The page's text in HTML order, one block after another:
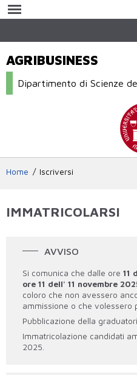
contenuto
AGRIBUSINESS
Dipartimento di Scienze
Home Iscriversi
IMMATRICOLARSI
AVVISO
Si comunica che dalle ore 11
ore 11 dell' 11 novembre
coloro che non avessero
ammissione o che volessero
Pubblicazione della
Immatricolazione candidati
2025.